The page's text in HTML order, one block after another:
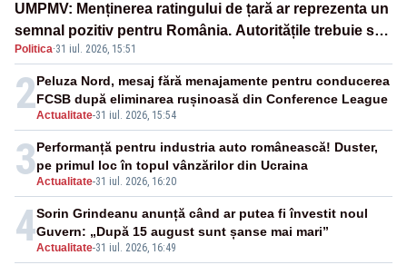
UMPMV: Menținerea ratingului de țară ar reprezenta un
semnal pozitiv pentru România. Autoritățile trebuie să
continue consolidarea stabilității economice și
financiare
Politica·31 iul. 2026, 15:51
2Actualitate-31 iul. 2026, 15:54
Peluza Nord, mesaj fără menajamente pentru conducerea
FCSB după eliminarea rușinoasă din Conference League
3Actualitate-31 iul. 2026, 16:20
Performanță pentru industria auto românească! Duster,
pe primul loc în topul vânzărilor din Ucraina
4Actualitate-31 iul. 2026, 16:49
Sorin Grindeanu anunță când ar putea fi învestit noul
Guvern: „După 15 august sunt șanse mai mari”